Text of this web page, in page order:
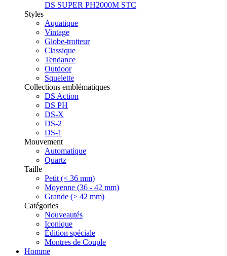
DS SUPER PH2000M STC
Styles
Aquatique
Vintage
Globe-trotteur
Classique
Tendance
Outdoor
Squelette
Collections emblématiques
DS Action
DS PH
DS-X
DS-2
DS-1
Mouvement
Automatique
Quartz
Taille
Petit (< 36 mm)
Moyenne (36 - 42 mm)
Grande (> 42 mm)
Catégories
Nouveautés
Iconique
Édition spéciale
Montres de Couple
Homme